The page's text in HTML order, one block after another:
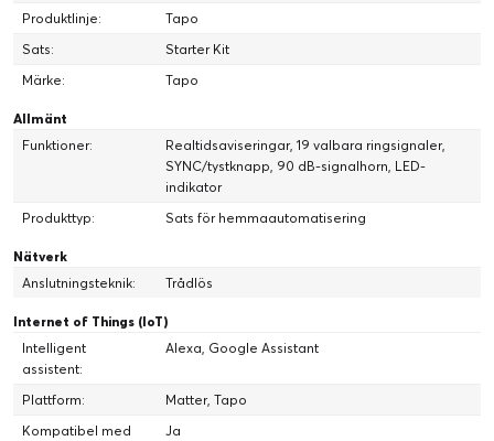
Produktlinje:
Tapo
Sats:
Starter Kit
Märke:
Tapo
Allmänt
Funktioner:
Realtidsaviseringar, 19 valbara ringsignaler,
SYNC/tystknapp, 90 dB-signalhorn, LED-
indikator
Produkttyp:
Sats för hemmaautomatisering
Nätverk
Anslutningsteknik:
Trådlös
Internet of Things (IoT)
Intelligent
assistent:
Alexa, Google Assistant
Plattform:
Matter, Tapo
Kompatibel med
Ja